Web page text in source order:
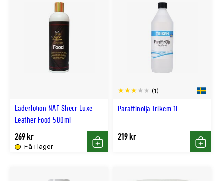
Läderlotion NAF Sheer Luxe
Leather Food 500ml
Få i lager
269 kr
Köp
Paraffinolja Trikem 1L
(1)
219 kr
Köp